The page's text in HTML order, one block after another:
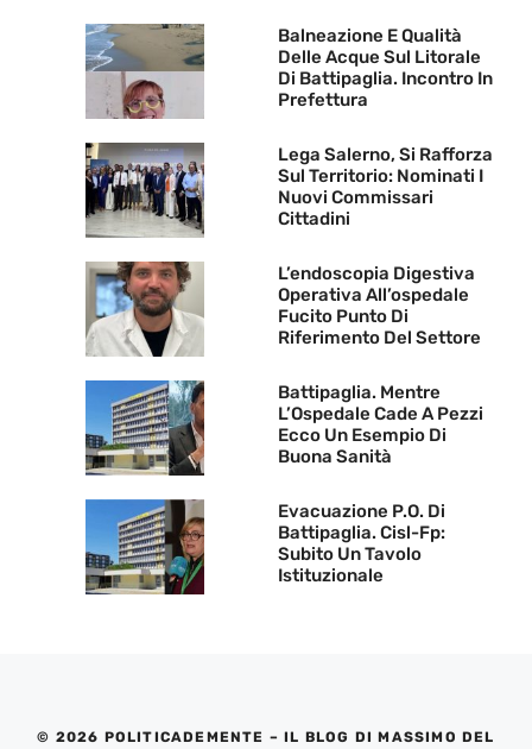
Balneazione E Qualità
Delle Acque Sul Litorale
Di Battipaglia. Incontro In
Prefettura
Lega Salerno, Si Rafforza
Sul Territorio: Nominati I
Nuovi Commissari
Cittadini
L’endoscopia Digestiva
Operativa All’ospedale
Fucito Punto Di
Riferimento Del Settore
Battipaglia. Mentre
L’Ospedale Cade A Pezzi
Ecco Un Esempio Di
Buona Sanità
Evacuazione P.O. Di
Battipaglia. Cisl-Fp:
Subito Un Tavolo
Istituzionale
© 2026 POLITICADEMENTE – IL BLOG DI MASSIMO DEL